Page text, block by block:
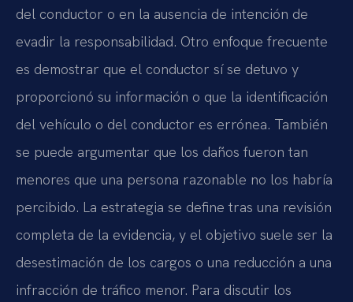
del conductor o en la ausencia de intención de
evadir la responsabilidad. Otro enfoque frecuente
es demostrar que el conductor sí se detuvo y
proporcionó su información o que la identificación
del vehículo o del conductor es errónea. También
se puede argumentar que los daños fueron tan
menores que una persona razonable no los habría
percibido. La estrategia se define tras una revisión
completa de la evidencia, y el objetivo suele ser la
desestimación de los cargos o una reducción a una
infracción de tráfico menor. Para discutir los